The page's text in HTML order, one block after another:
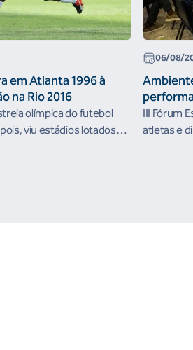
em Atlanta 1996 à
na Rio 2016
olímpica do futebol
viu estádios lotados
06/08/
III Fórum
atletas e